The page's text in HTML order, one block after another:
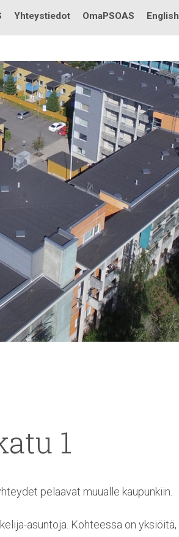
Testi
Yhteystiedot OmaPSOAS English
1
pelaavat muualle kaupunkiin.
asuntoja. Kohteessa on yksiöitä,